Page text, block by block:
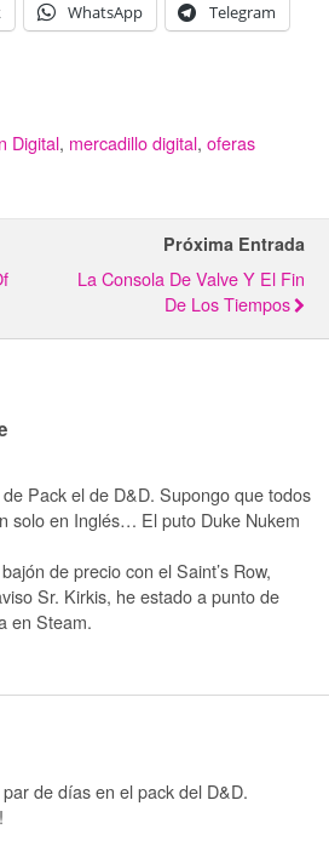
WhatsApp Telegram
Digital, mercadillo digital, oferas
Próxima Entrada
La Consola De Valve Y El Fin
De Los Tiempos
Pack el de D&D. Supongo que todos
solo en Inglés… El puto Duke Nukem
de precio con el Saint’s Row,
Sr. Kirkis, he estado a punto de
en Steam.
de días en el pack del D&D.